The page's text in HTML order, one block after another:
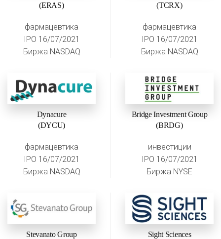
(ERAS)
фармацевтика
IPO 16/07/2021
Биржа NASDAQ
(TCRX)
фармацевтика
IPO 16/07/2021
Биржа NASDAQ
Dynacure
(DYCU)
фармацевтика
IPO 16/07/2021
Биржа NASDAQ
Bridge Investment Group
(BRDG)
инвестиции
IPO 16/07/2021
Биржа NYSE
Stevanato Group
Sight Sciences